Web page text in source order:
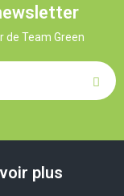
de Team Green
plus